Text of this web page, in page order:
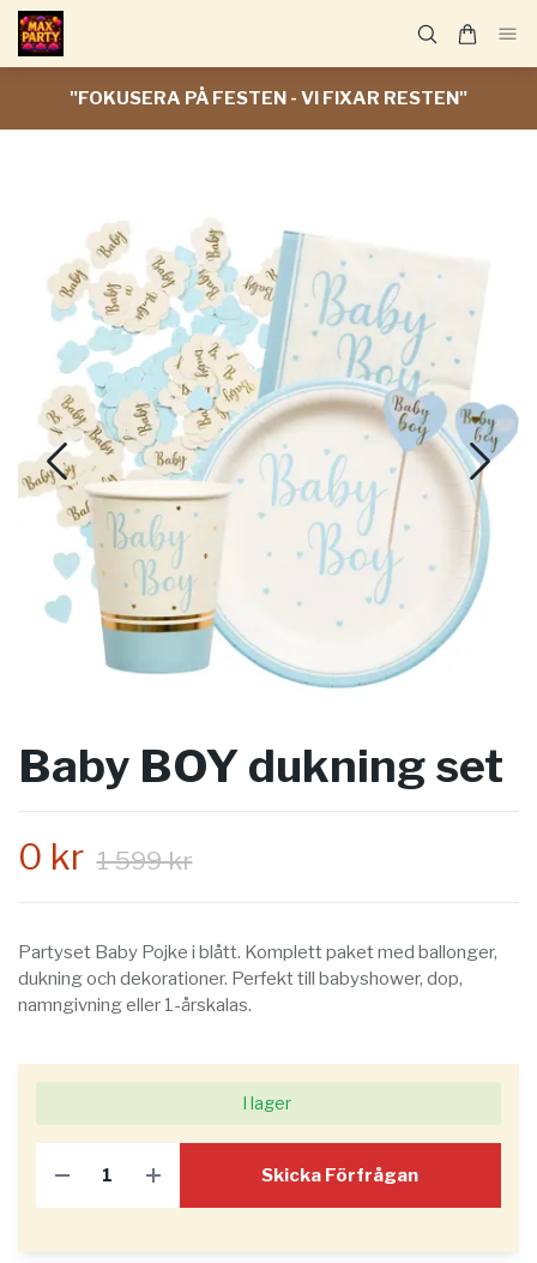
"FOKUSERA PÅ FESTEN - VI FIXAR RESTEN"
Baby BOY dukning set
0 kr 1 599 kr
Partyset Baby Pojke i blått. Komplett paket med ballonger,
dukning och dekorationer. Perfekt till babyshower, dop,
namngivning eller 1-årskalas.
I lager
Skicka Förfrågan